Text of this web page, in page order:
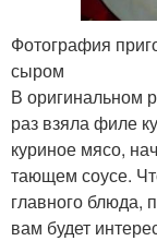
Фотография
сыром
В оригинальном
раз взяла филе
куриное мясо,
тающем соусе.
главного блюда,
вам будет